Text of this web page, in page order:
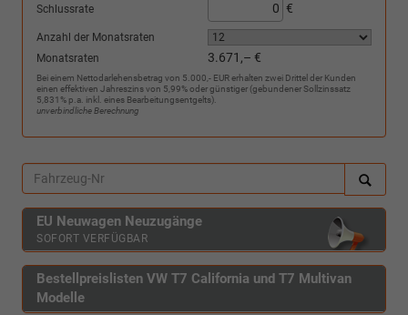
Schlussrate €
Anzahl der Monatsraten
Monatsraten
3.671,– €
Bei einem Nettodarlehensbetrag von 5.000,- EUR erhalten zwei Drittel der Kunden
einen effektiven Jahreszins von 5,99% oder günstiger (gebundener Sollzinssatz
5,831% p.a. inkl. eines Bearbeitungsentgelts).
unverbindliche Berechnung
EU Neuwagen Neuzugänge
SOFORT VERFÜGBAR
Bestellpreislisten VW T7 California und T7 Multivan
Modelle